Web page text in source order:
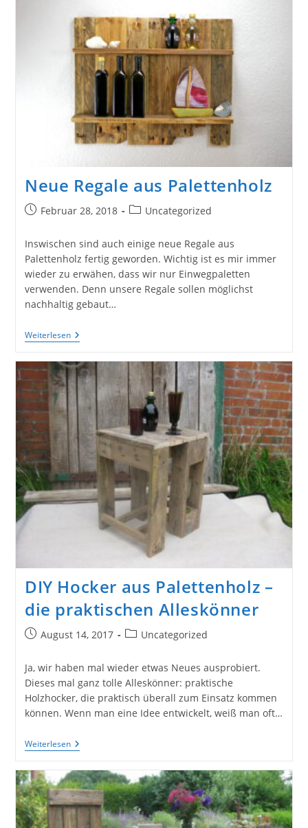
Neue Regale aus Palettenholz
BeitragFebruar 28, 2018
Beitrags-
Uncategorized
Inswischen sind auch einige neue Regale aus
Palettenholz fertig geworden. Wichtig ist es mir immer
wieder zu erwähen, dass wir nur Einwegpaletten
verwenden. Denn unsere Regale sollen möglichst
nachhaltig gebaut…
WeiterlesenNeue
Regale
Palettenholz
DIY Hocker aus Palettenholz –
die praktischen Alleskönner
BeitragAugust 14, 2017
Beitrags-
Uncategorized
Ja, wir haben mal wieder etwas Neues ausprobiert.
Dieses mal ganz tolle Alleskönner: praktische
Holzhocker, die praktisch überall zum Einsatz kommen
können. Wenn man eine Idee entwickelt, weiß man oft…
WeiterlesenDIY
Hocker
Palettenholz
–
Die
Praktischen
Alleskönner